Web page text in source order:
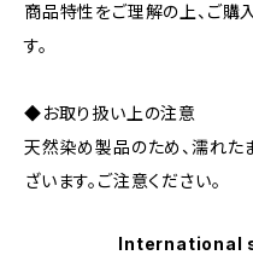
商品特性をご理解の上、ご購
す。
◆お取り扱い上の注意
天然染め製品のため、濡れた
ざいます。ご注意ください。
International